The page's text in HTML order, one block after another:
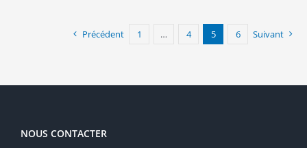
Les
être
Précédent 1 … 4 5 6 Suivant
NOUS CONTACTER